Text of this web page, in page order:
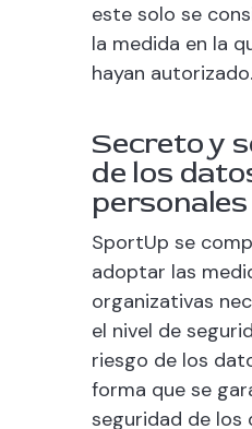
este solo se
la medida en la
hayan autorizado.
Secreto y
de los
personales
SportUp se
adoptar las
organizativas
el nivel de
riesgo de los
forma que se
seguridad de los